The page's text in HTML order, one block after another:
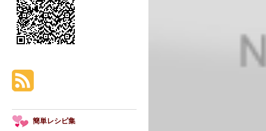
簡単レシピ集